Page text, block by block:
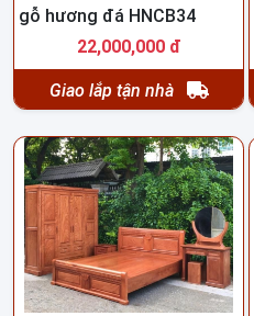
gỗ hương đá HNCB34
22,000,000 đ
Giao lắp tận nhà